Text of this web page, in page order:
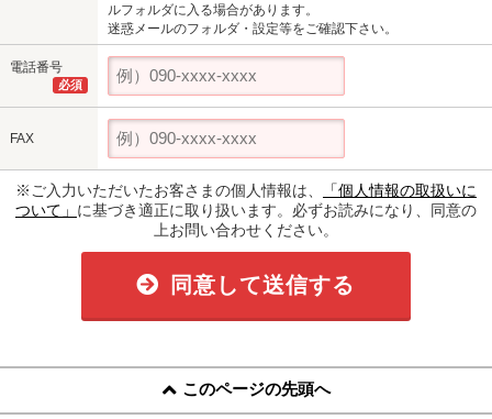
ルフォルダに入る場合があります。
迷惑メールのフォルダ・設定等をご確認下さい。
電話番号
必須
FAX
※ご入力いただいたお客さまの個人情報は、
「個人情報の取扱いに
ついて」 に基づき適正に取り扱います。必ずお読みになり、同意の
上お問い合わせください。
同意して送信する
このページの先頭へ